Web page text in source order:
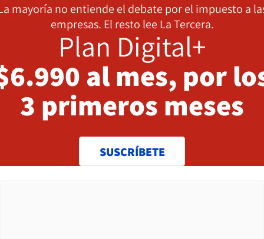
mayoría no entiende el debate por el impuesto a
empresas. El resto lee La Tercera.
Plan Digital+
al mes, por
3 primeros meses
SUSCRÍBETE